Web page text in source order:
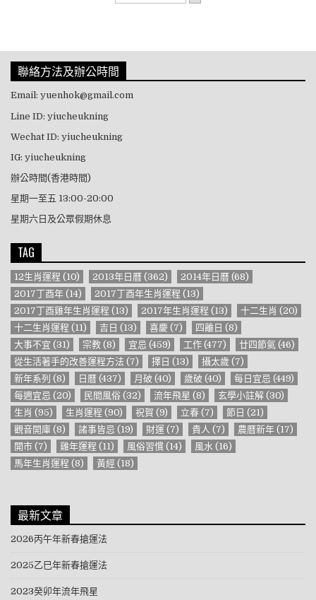
聯絡方法及辦公時間
Email: yuenhok@gmail.com
Line ID: yiucheukning
Wechat ID: yiucheukning
IG: yiucheukning
辦公時間(香港時間)
星期一至五 13:00-20:00
星期六日及公眾假期休息
TAG
12生肖運程 (10) 2013年日曆 (362) 2014年日曆 (68)
2017丁酉年 (14) 2017丁酉年生肖運程 (13)
2017丁酉雞年生肖運程 (13) 2017年生肖運程 (13) 十二生肖 (20)
十二生肖運程 (11) 吉日 (13) 喜慶 (7) 四離日 (8)
大事不宜 (31) 宗教 (8) 宜忌 (459) 工作 (477) 廿四節氣 (46)
從生活著手的改善運程方法 (7) 擇日 (13) 攝太歲 (7)
新年系列 (8) 日曆 (437) 月破 (40) 歲破 (40) 每日宜忌 (449)
每週宜忌 (20) 民間風俗 (32) 流年飛星 (8) 玄學小註解 (30)
生肖 (95) 生肖運程 (90) 祝賀 (9) 立春 (7) 節日 (21)
觀音開庫 (8) 諸事皆忌 (19) 財運 (7) 貴人 (7) 農曆新年 (17)
開市 (7) 雞年運程 (11) 風俗習慣 (14) 風水 (16)
馬年生肖運程 (8) 黃經 (18)
最新文章
2026丙午年新春搶運法
2025乙巳年新春搶運法
2023癸卯年流年飛星